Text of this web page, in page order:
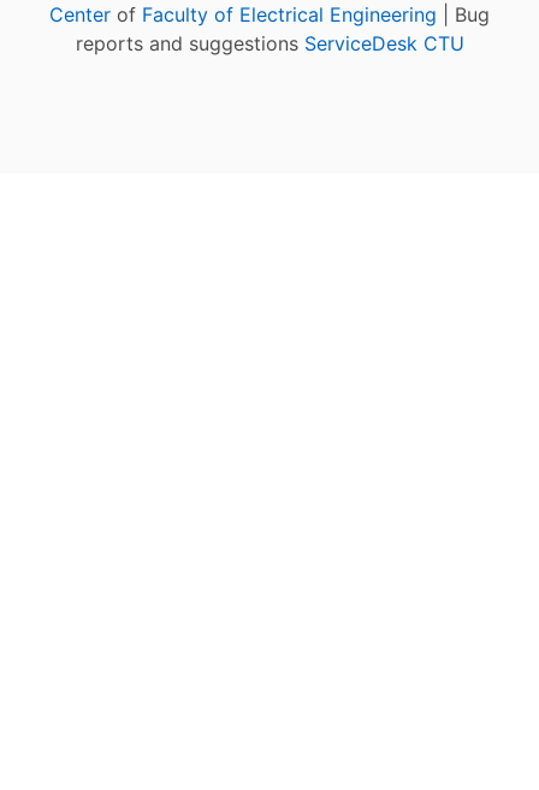
Center of Faculty of Electrical Engineering | Bug
reports and suggestions ServiceDesk CTU